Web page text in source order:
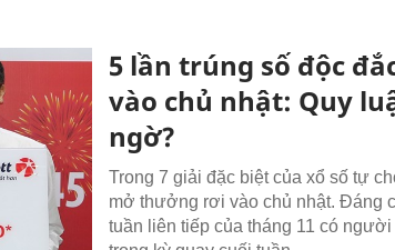
5 lần trúng số độc
vào chủ nhật: Quy
ngờ?
Trong 7 giải đặc biệt của xổ số tự
mở thưởng rơi vào chủ nhật. Đáng
tuần liên tiếp của tháng 11 có